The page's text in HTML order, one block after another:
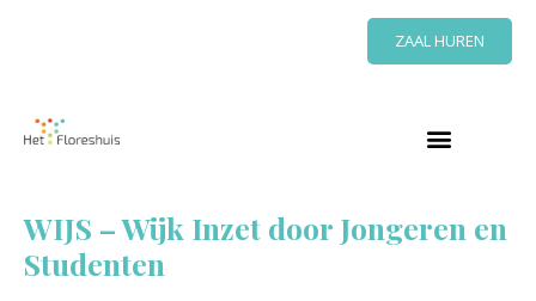
ZAAL HUREN
WIJS – Wijk Inzet door Jongeren en
Studenten